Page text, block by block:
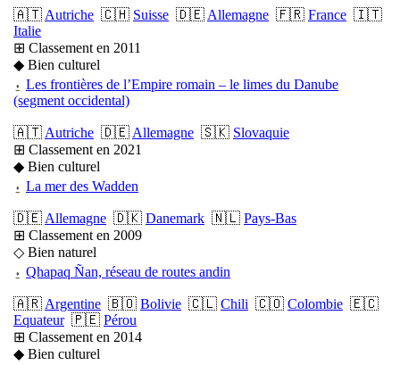
🇦🇹 Autriche 🇨🇭 Suisse 🇩🇪 Allemagne 🇫🇷 France 🇮🇹
Italie
⊞ Classement en 2011
◆ Bien culturel
⍚ Les frontières de l’Empire romain – le limes du Danube
(segment occidental)
🇦🇹 Autriche 🇩🇪 Allemagne 🇸🇰 Slovaquie
⊞ Classement en 2021
◆ Bien culturel
⍚ La mer des Wadden
🇩🇪 Allemagne 🇩🇰 Danemark 🇳🇱 Pays-Bas
⊞ Classement en 2009
◇ Bien naturel
⍚ Qhapaq Ñan, réseau de routes andin
🇦🇷 Argentine 🇧🇴 Bolivie 🇨🇱 Chili 🇨🇴 Colombie 🇪🇨
Equateur🇵🇪 Pérou
⊞ Classement en 2014
◆ Bien culturel